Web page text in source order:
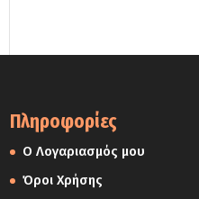
Πληροφορίες
Ο Λογαριασμός μου
Όροι Χρήσης